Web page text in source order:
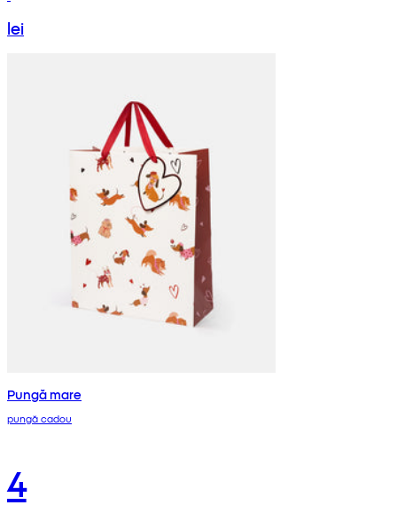
lei
Pungă mare
pungă cadou
4